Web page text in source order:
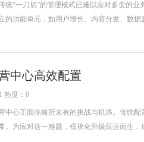
“一刀切”的管理模式已难以应对多变的业
的功能单元，如用户增长、内容分发、数据
中心高效配置
热度：0
心正面临前所未有的挑战与机遇。传统配
。为应对这一难题，模块化升级应运而生，